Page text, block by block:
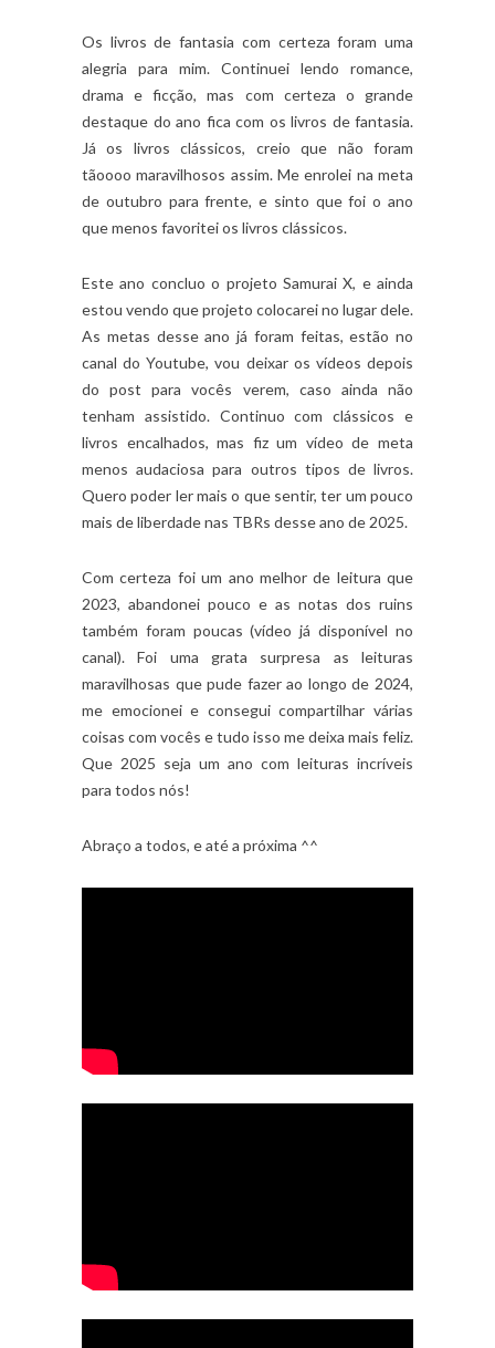
Os livros de fantasia com certeza foram uma
alegria para mim. Continuei lendo romance,
drama e ficção, mas com certeza o grande
destaque do ano fica com os livros de fantasia.
Já os livros clássicos, creio que não foram
tãoooo maravilhosos assim. Me enrolei na meta
de outubro para frente, e sinto que foi o ano
que menos favoritei os livros clássicos.
Este ano concluo o projeto Samurai X, e ainda
estou vendo que projeto colocarei no lugar dele.
As metas desse ano já foram feitas, estão no
canal do Youtube, vou deixar os vídeos depois
do post para vocês verem, caso ainda não
tenham assistido. Continuo com clássicos e
livros encalhados, mas fiz um vídeo de meta
menos audaciosa para outros tipos de livros.
Quero poder ler mais o que sentir, ter um pouco
mais de liberdade nas TBRs desse ano de 2025.
Com certeza foi um ano melhor de leitura que
2023, abandonei pouco e as notas dos ruins
também foram poucas (vídeo já disponível no
canal). Foi uma grata surpresa as leituras
maravilhosas que pude fazer ao longo de 2024,
me emocionei e consegui compartilhar várias
coisas com vocês e tudo isso me deixa mais feliz.
Que 2025 seja um ano com leituras incríveis
para todos nós!
Abraço a todos, e até a próxima ^^